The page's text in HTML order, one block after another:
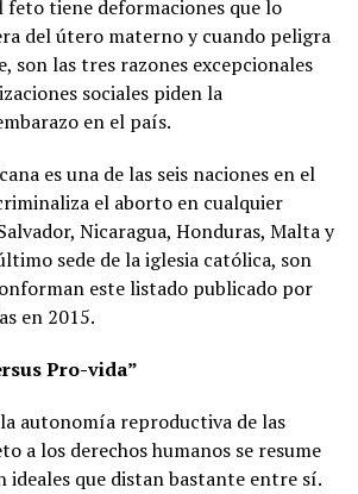
feto tiene deformaciones que lo
del útero materno y cuando peligra
son las tres razones excepcionales
sociales piden la
en el país.
es una de las seis naciones en el
el aborto en cualquier
Nicaragua, Honduras, Malta y
sede de la iglesia católica, son
este listado publicado por
en 2015.
Pro-vida”
autonomía reproductiva de las
a los derechos humanos se resume
ideales que distan bastante entre sí.